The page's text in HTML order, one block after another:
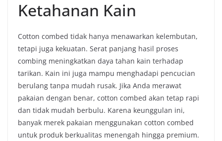
Ketahanan Kain
Cotton combed tidak hanya menawarkan kelembutan,
tetapi juga kekuatan. Serat panjang hasil proses
combing meningkatkan daya tahan kain terhadap
tarikan. Kain ini juga mampu menghadapi pencucian
berulang tanpa mudah rusak. Jika Anda merawat
pakaian dengan benar, cotton combed akan tetap rapi
dan tidak mudah berbulu. Karena keunggulan ini,
banyak merek pakaian menggunakan cotton combed
untuk produk berkualitas menengah hingga premium.